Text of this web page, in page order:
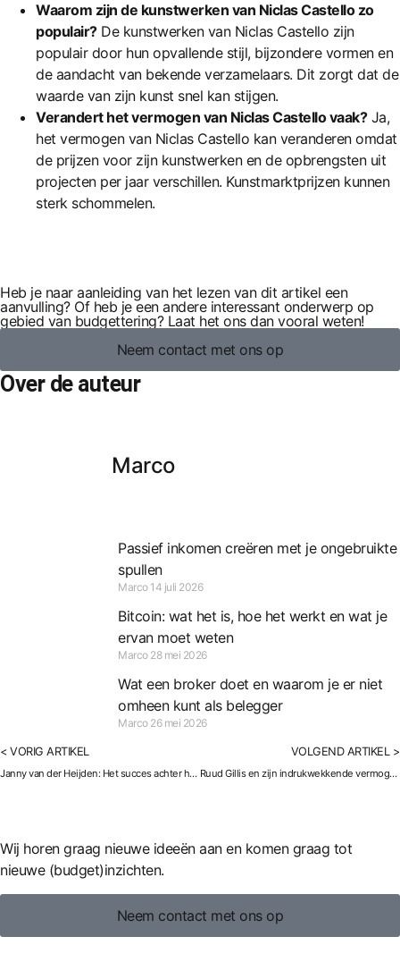
Waarom zijn de kunstwerken van Niclas Castello zo
populair?De kunstwerken van Niclas Castello zijn
populair door hun opvallende stijl, bijzondere vormen en
de aandacht van bekende verzamelaars. Dit zorgt dat de
waarde van zijn kunst snel kan stijgen.
Verandert het vermogen van Niclas Castello vaak?Ja,
het vermogen van Niclas Castello kan veranderen omdat
de prijzen voor zijn kunstwerken en de opbrengsten uit
projecten per jaar verschillen. Kunstmarktprijzen kunnen
sterk schommelen.
Heb je naar aanleiding van het lezen van dit artikel een
aanvulling? Of heb je een andere interessant onderwerp op
gebied van budgettering? Laat het ons dan vooral weten!
Neem contact met ons op
Over de auteur
Marco
Passief inkomen creëren met je ongebruikte
spullen
Marco 14 juli 2026
Bitcoin: wat het is, hoe het werkt en wat je
ervan moet weten
Marco 28 mei 2026
Wat een broker doet en waarom je er niet
omheen kunt als belegger
Marco 26 mei 2026
< VORIG ARTIKEL
Janny van der Heijden: Het succes achter haar geschatte miljoenenvermogen
VOLGEND ARTIKEL >
Ruud Gillis en zijn indrukwekkende vermogen
Wij horen graag nieuwe ideeën aan en komen graag tot
nieuwe (budget)inzichten.
Neem contact met ons op